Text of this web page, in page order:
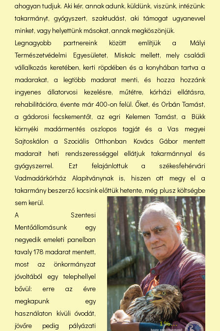
ahogyan tudjuk. Aki kér, annak adunk, küldünk, viszünk, intézünk:
takarmányt, gyógyszert, szaktudást, aki támogat ugyanevvel
minket, vagy helyettünk másokat, annak megköszönjük.
Legnagyobb partnereink között említjük a Mályi
Természetvédelmi Egyesületet, Miskolc mellett, mely családi
vállalkozás keretében, kerti röpdében és a konyhában tartva a
madarakat, a legtöbb madarat menti, és hozza hozzánk
ingyenes állatorvosi kezelésre, műtétre, kórházi ellátásra,
rehabilitációra, évente már 400-on felül. Őket, és Orbán Tamást,
a gádorosi fecskementőt, az egri Kelemen Tamást, a Bükk
környéki madármentés oszlopos tagját és a Vas megyei
Sajtoskálon a Szociális Otthonban Kovács Gábor mentett
madarait heti rendszerességgel ellátjuk takarmánnyal és
gyógyszerrel. Ezt felajánlottuk a székesfehérvári
Vadmadárkórház Alapítványnak is, hiszen ott megy el a
takarmány beszerző kocsink előttük hetente, még plusz költségbe
sem kerül.
A Szentesi
Mentőállomásunk egy
negyedik emeleti panelban
tavaly 178 madarat mentett,
most az önkormányzat
jóvoltából egy telephellyel
bővül: erre az évre
megkapunk egy
használaton kívüli óvodát,
jövőre pedig pályázati